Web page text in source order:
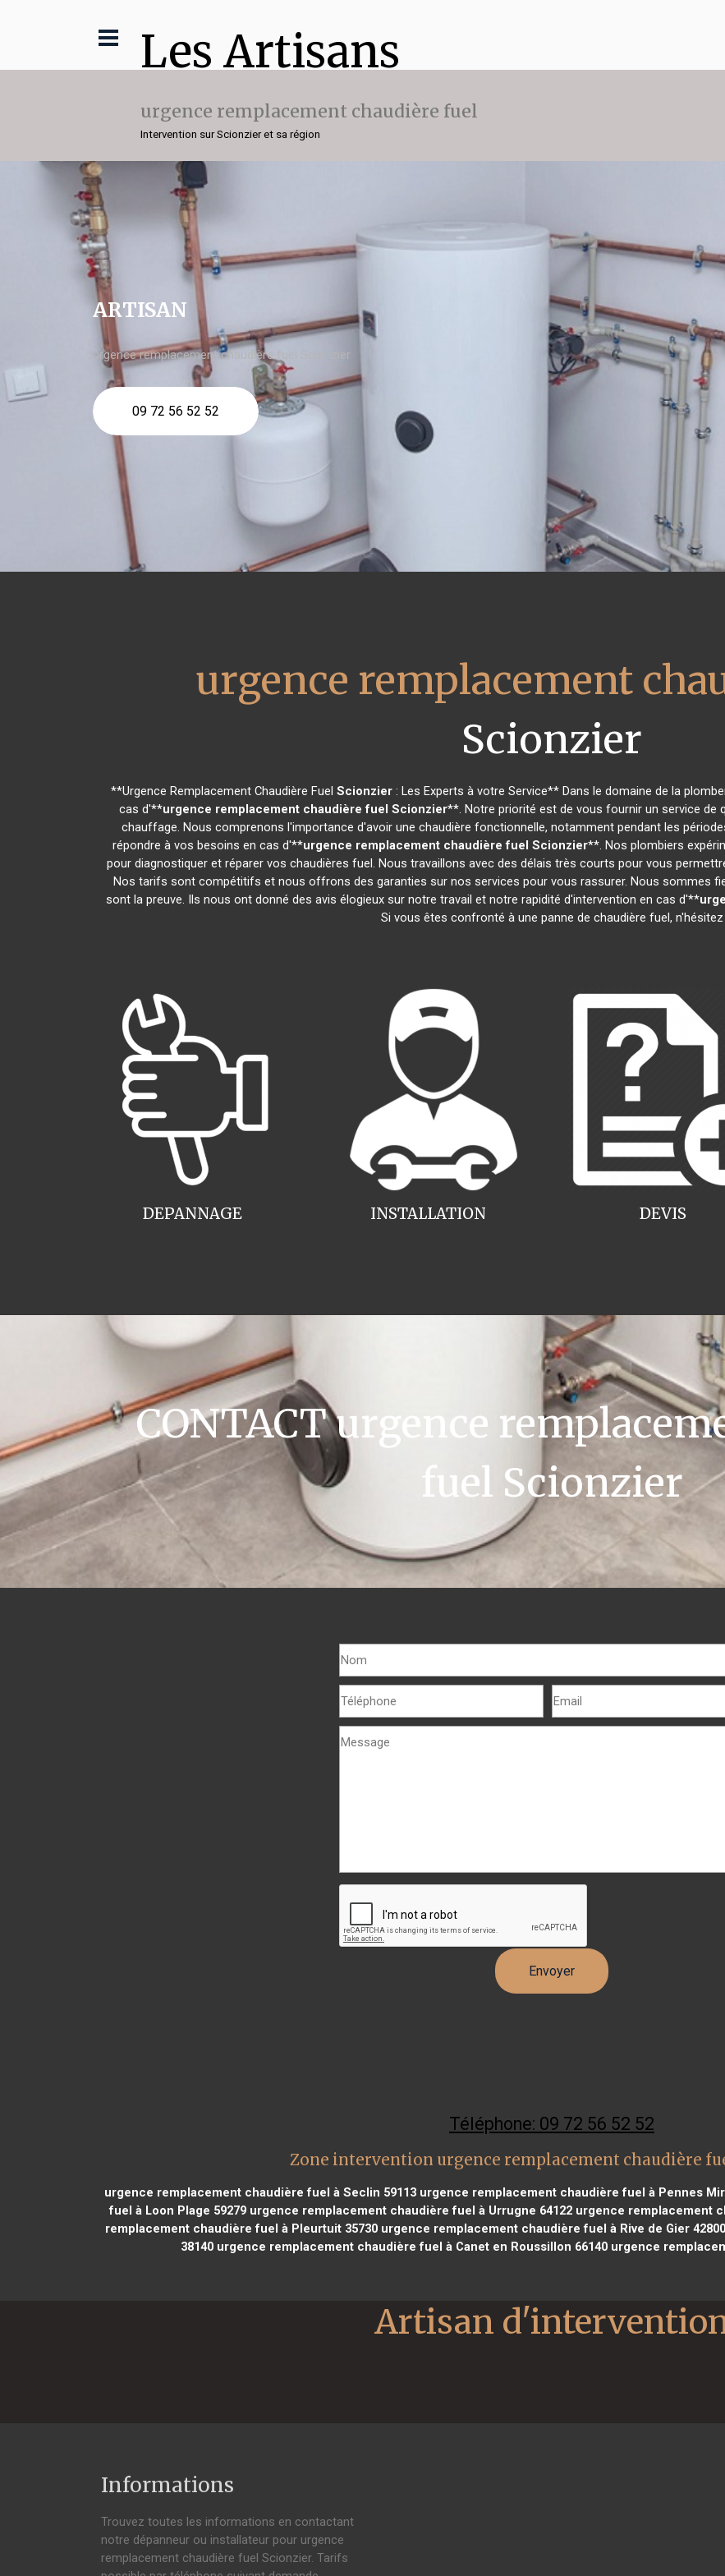
Les Artisans
urgence remplacement chaudière fuel
Intervention sur Scionzier et sa région
ARTISAN
urgence remplacement chaudière fuel Scionzier
09 72 56 52 52
urgence remplacement
Scionzier
**Urgence Remplacement Chaudière Fuel Scionzier: Les Experts à votre Service** Dans le domaine de la
cas d'**urgence remplacement chaudière fuel Scionzier**. Notre priorité est de vous fournir un service de
chauffage. Nous comprenons l'importance d'avoir une chaudière fonctionnelle, notamment pendant les
répondre à vos besoins en cas d'**urgence remplacement chaudière fuel Scionzier**. Nos plombiers
pour diagnostiquer et réparer vos chaudières fuel. Nous travaillons avec des délais très courts pour vous
Nos tarifs sont compétitifs et nous offrons des garanties sur nos services pour vous rassurer. Nous sommes
sont la preuve. Ils nous ont donné des avis élogieux sur notre travail et notre rapidité d'intervention en cas d'**
Si vous êtes confronté à une panne de chaudière fuel, n'hésitez
INSTALLATION
DEPANNAGE DEVIS
CONTACT urgence
fuel Scionzier
Téléphone: 09 72 56 52 52
Zone intervention urgence remplacement chaudière
urgence remplacement chaudière fuel à Seclin 59113 urgence remplacement chaudière fuel à Pennes
fuel à Loon Plage 59279urgence remplacement chaudière fuel à Urrugne 64122urgence remplacement
remplacement chaudière fuel à Pleurtuit 35730urgence remplacement chaudière fuel à Rive de Gier 42800
38140urgence remplacement chaudière fuel à Canet en Roussillon 66140urgence
Informations
Trouvez toutes les informations en contactant
notre dépanneur ou installateur pour urgence
remplacement chaudière fuel Scionzier. Tarifs
Artisan